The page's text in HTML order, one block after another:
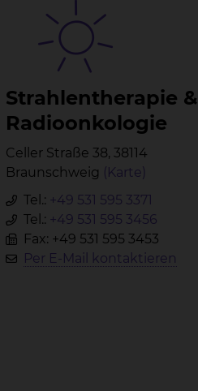
Strah­len­the­ra­pie &
Ra­di­oon­ko­lo­gie
Celler Straße 38, 38114
Braunschweig (Karte)
Tel.: +49 531 595 3371
Tel.: +49 531 595 3456
Fax: +49 531 595 3453
Per E-Mail kontaktieren